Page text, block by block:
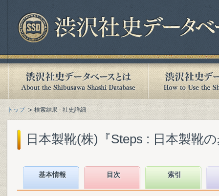
トップ 検索結果 - 社史詳細
日本製靴(株)『Steps : 日本製靴
基本情報 目次 索引